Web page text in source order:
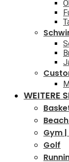
WEITERE
Gym
Golf